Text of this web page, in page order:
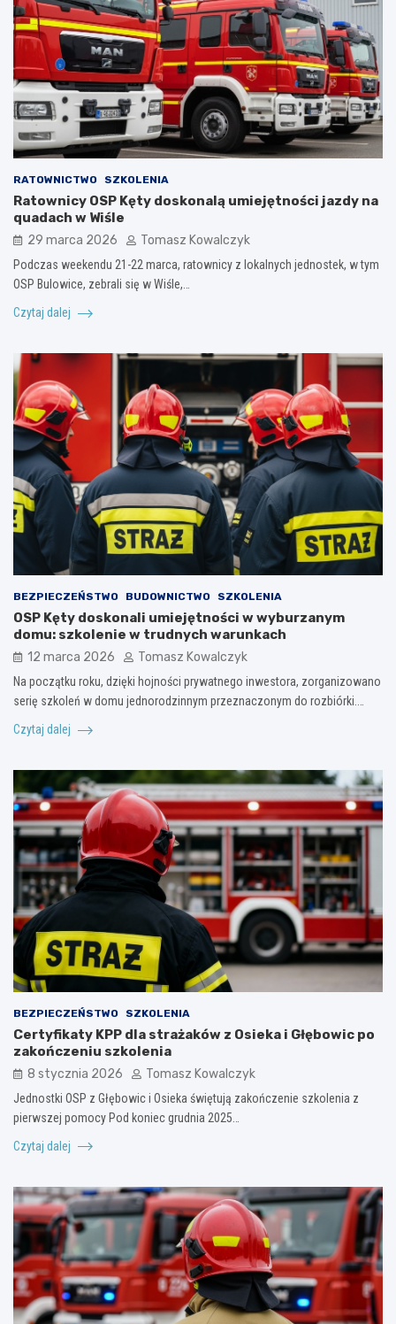
RATOWNICTWO SZKOLENIA
Ratownicy OSP Kęty doskonalą umiejętności jazdy na
quadach w Wiśle
29 marca 2026 Tomasz Kowalczyk
Podczas weekendu 21-22 marca, ratownicy z lokalnych jednostek, w tym
OSP Bulowice, zebrali się w Wiśle,…
Czytaj dalej
BEZPIECZEŃSTWO BUDOWNICTWO SZKOLENIA
OSP Kęty doskonali umiejętności w wyburzanym
domu: szkolenie w trudnych warunkach
12 marca 2026 Tomasz Kowalczyk
Na początku roku, dzięki hojności prywatnego inwestora, zorganizowano
serię szkoleń w domu jednorodzinnym przeznaczonym do rozbiórki.…
Czytaj dalej
BEZPIECZEŃSTWO SZKOLENIA
Certyfikaty KPP dla strażaków z Osieka i Głębowic po
zakończeniu szkolenia
8 stycznia 2026 Tomasz Kowalczyk
Jednostki OSP z Głębowic i Osieka świętują zakończenie szkolenia z
pierwszej pomocy Pod koniec grudnia 2025…
Czytaj dalej